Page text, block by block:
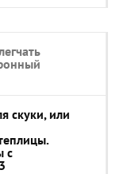
скуки, или
с